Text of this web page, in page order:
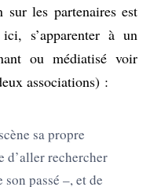
les partenaires est
s’apparenter à un
ou médiatisé voir
associations) :
sa propre
d’aller rechercher
passé –, et de